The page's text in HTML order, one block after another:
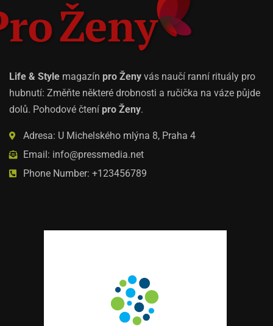
Life & Style magazín pro Ženy vás naučí ranní rituály pro
hubnutí: Změňte některé drobnosti a ručička na váze půjde
dolů. Pohodové čtení pro Ženy.
Adresa: U Michelského mlýna 8, Praha 4
Email: info@pressmedia.net
Phone Number: +123456789